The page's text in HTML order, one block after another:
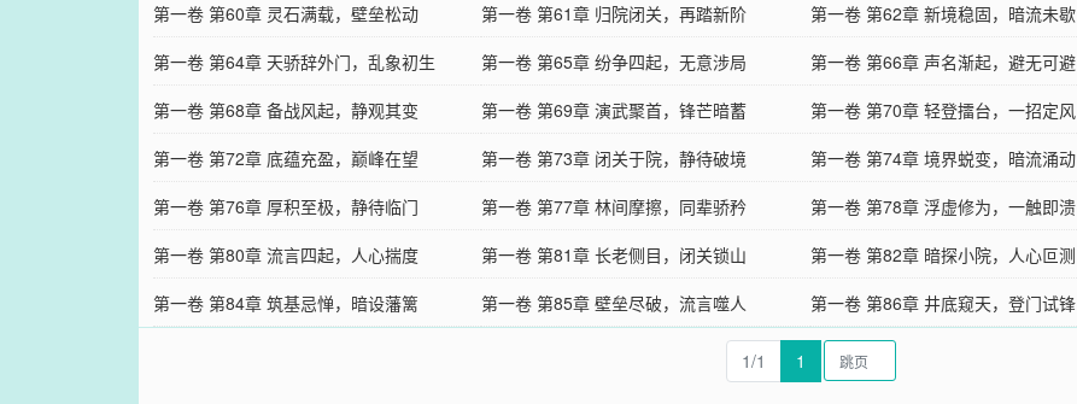
第一卷 第60章 灵石满载，壁垒松动
第一卷 第61章 归院闭关，再踏新阶 第一卷 第62章 新境稳固，暗流未歇
第一卷 第64章 天骄辞外门，乱象初生
第一卷 第65章 纷争四起，无意涉局 第一卷 第66章 声名渐起，避无可避
第一卷 第68章 备战风起，静观其变
第一卷 第69章 演武聚首，锋芒暗蓄 第一卷 第70章 轻登擂台，一招定风
第一卷 第72章 底蕴充盈，巅峰在望
第一卷 第73章 闭关于院，静待破境 第一卷 第74章 境界蜕变，暗流涌动
第一卷 第76章 厚积至极，静待临门
第一卷 第77章 林间摩擦，同辈骄矜 第一卷 第78章 浮虚修为，一触即溃
第一卷 第80章 流言四起，人心揣度
第一卷 第81章 长老侧目，闭关锁山 第一卷 第82章 暗探小院，人心叵测
第一卷 第84章 筑基忌惮，暗设藩篱
第一卷 第85章 壁垒尽破，流言噬人 第一卷 第86章 井底窥天，登门试锋
1/1 1